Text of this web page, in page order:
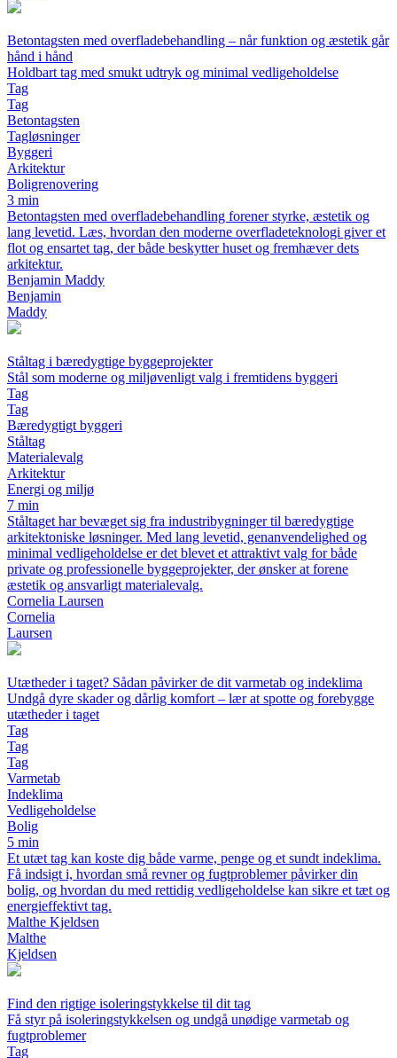
Betontagsten med overfladebehandling – når funktion og æstetik går
hånd i hånd
Holdbart tag med smukt udtryk og minimal vedligeholdelse
Tag
Tag
Betontagsten
Tagløsninger
Byggeri
Arkitektur
Boligrenovering
3 min
Betontagsten med overfladebehandling forener styrke, æstetik og
lang levetid. Læs, hvordan den moderne overfladeteknologi giver et
flot og ensartet tag, der både beskytter huset og fremhæver dets
arkitektur.
Benjamin Maddy
Benjamin
Maddy
Ståltag i bæredygtige byggeprojekter
Stål som moderne og miljøvenligt valg i fremtidens byggeri
Tag
Tag
Bæredygtigt byggeri
Ståltag
Materialevalg
Arkitektur
Energi og miljø
7 min
Ståltaget har bevæget sig fra industribygninger til bæredygtige
arkitektoniske løsninger. Med lang levetid, genanvendelighed og
minimal vedligeholdelse er det blevet et attraktivt valg for både
private og professionelle byggeprojekter, der ønsker at forene
æstetik og ansvarligt materialevalg.
Cornelia Laursen
Cornelia
Laursen
Utætheder i taget? Sådan påvirker de dit varmetab og indeklima
Undgå dyre skader og dårlig komfort – lær at spotte og forebygge
utætheder i taget
Tag
Tag
Tag
Varmetab
Indeklima
Vedligeholdelse
Bolig
5 min
Et utæt tag kan koste dig både varme, penge og et sundt indeklima.
Få indsigt i, hvordan små revner og fugtproblemer påvirker din
bolig, og hvordan du med rettidig vedligeholdelse kan sikre et tæt og
energieffektivt tag.
Malthe Kjeldsen
Malthe
Kjeldsen
Find den rigtige isoleringstykkelse til dit tag
Få styr på isoleringstykkelsen og undgå unødige varmetab og
fugtproblemer
Tag